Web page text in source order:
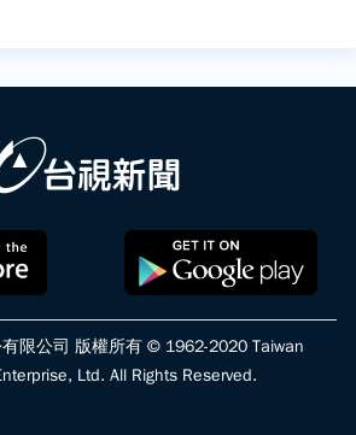
限公司 版權所有 © 1962-2020 Taiwan
Ltd. All Rights Reserved.